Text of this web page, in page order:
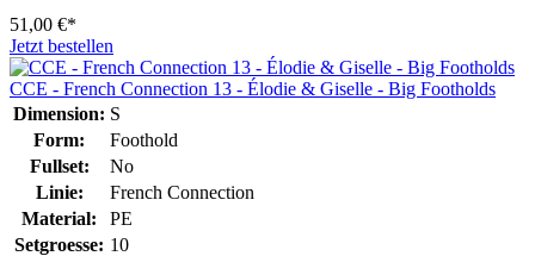
51,00 €*
Jetzt bestellen
CCE - French Connection 13 - Élodie & Giselle - Big Footholds
Dimension: S
Form:
Foothold
Fullset:
No
Linie:
French Connection
Material:
PE
Setgroesse: 10